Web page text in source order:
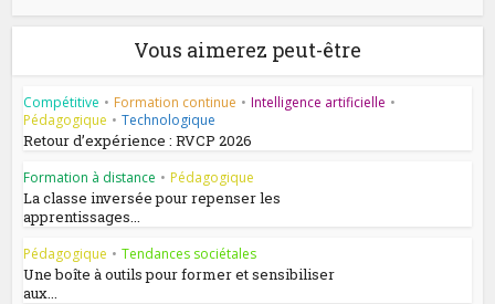
Vous aimerez peut-être
Compétitive • Formation continue • Intelligence artificielle •
Pédagogique • Technologique
Retour d’expérience : RVCP 2026
Formation à distance • Pédagogique
La classe inversée pour repenser les
apprentissages...
Pédagogique • Tendances sociétales
Une boîte à outils pour former et sensibiliser
aux...